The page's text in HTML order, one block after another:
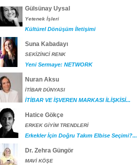
Gülsünay Uysal
Yetenek İşleri
Kültürel Dönüşüm İletişimi
Suna Kabadayı
SEKİZİNCİ RENK
Yeni Sermaye: NETWORK
Nuran Aksu
İTİBAR DÜNYASI
İTİBAR VE İŞVEREN MARKASI İLİŞKİSİ...
Hatice Gökçe
ERKEK GİYİM TRENDLERİ
Erkekler İçin Doğru Takım Elbise Seçimi?...
Dr. Zehra Güngör
MAVİ KÖŞE